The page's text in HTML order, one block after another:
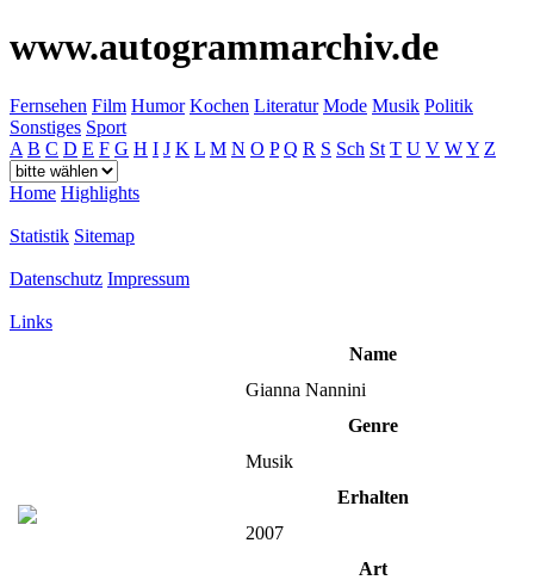
www.autogrammarchiv.de
Fernsehen Film Humor Kochen Literatur Mode Musik Politik
Sonstiges Sport
A B C D E F G H I J K L M N O P Q R S Sch St T U V WY Z
Home Highlights
Statistik Sitemap
Datenschutz Impressum
Links
Name
Gianna Nannini
Genre
Musik
Erhalten
2007
Art